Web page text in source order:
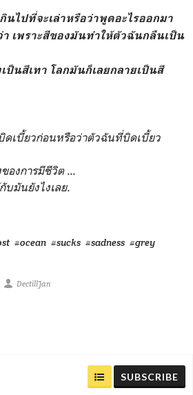
นไปที่จะเล่าหรือว่าพูดอะไรออกมา
เพราะสีของมันทำให้ตัวฉันกลืนเป็น
ป็นสีเทา โลกมันก็เลยกลายเป็นสี
ดเบี้ยวก่อนหรือว่าตัวฉันที่บิดเบี้ยว
องการมีชีวิต ...
บมันยังไงเลย.
#ocean #sucks #sadness #grey
DectillJan
SUBSCRIBE